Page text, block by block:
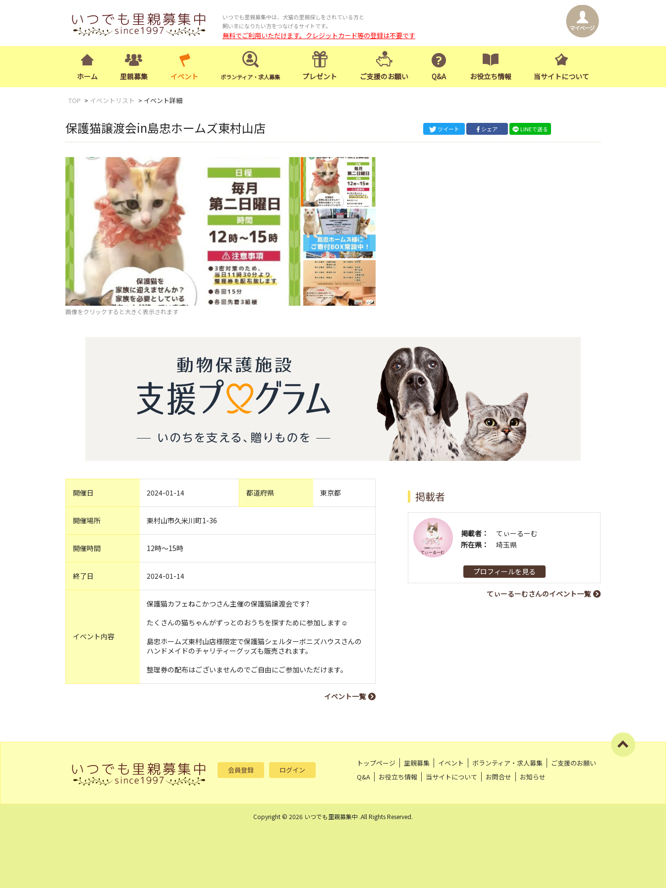
いつでも里親募集中は、犬猫の里親探しをされている方と
飼い主になりたい方をつなげるサイトです。
無料でご利用いただけます。クレジットカード等の登録は不要です
ホーム 里親募集 イベント ボランティア・求人募集 プレゼント ご支援のお願い Q&A お役立ち情報 当サイトについて
TOP イベントリスト イベント詳細
保護猫譲渡会in島忠ホームズ東村山店 ツイート シェア LINEで送る
画像をクリックすると大きく表示されます
開催日 2024-01-14 都道府県 東京都
開催場所 東村山市久米川町1-36
開催時間 12時〜15時
終了日 2024-01-14
イベント内容
保護猫カフェねこかつさん主催の保護猫譲渡会です?
たくさんの猫ちゃんがずっとのおうちを探すために参加します☺︎
島忠ホームズ東村山店様限定で保護猫シェルターボニズハウスさんの
ハンドメイドのチャリティーグッズも販売されます。
整理券の配布はございませんのでご自由にご参加いただけます。
イベント一覧
掲載者
掲載者：
てぃーるーむ
所在県：
埼玉県
プロフィールを見る
てぃーるーむさんのイベント一覧
会員登録 ログイン
トップページ 里親募集 イベント ボランティア・求人募集
ご支援のお願い
Q&A
お役立ち情報 当サイトについて お問合せ お知らせ
Copyright © 2026 いつでも里親募集中 .All Rights Reserved.